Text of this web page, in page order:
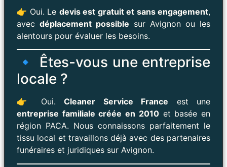
👉 Oui. Le devis est gratuit et sans engagement,
avec déplacement possible sur Avignon ou les
alentours pour évaluer les besoins.
🔹 Êtes-vous une entreprise
locale ?
👉 Oui.Cleaner Service France est une
entreprise familiale créée en 2010et basée en
région PACA. Nous connaissons parfaitement le
tissu local et travaillons déjà avec des partenaires
funéraires et juridiques sur Avignon.